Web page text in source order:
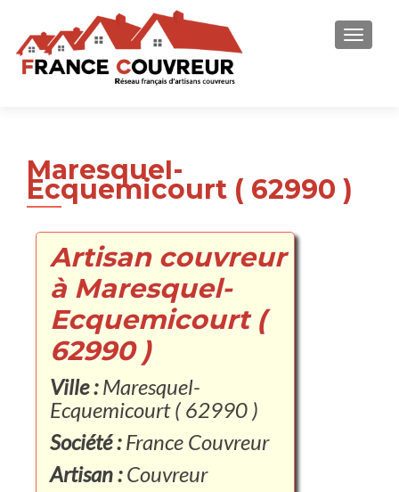
Maresquel-
Ecquemicourt ( 62990 )
Artisan couvreur
à Maresquel-
Ecquemicourt (
62990 )
Ville :Maresquel-
Ecquemicourt ( 62990 )
Société :France Couvreur
Artisan :Couvreur